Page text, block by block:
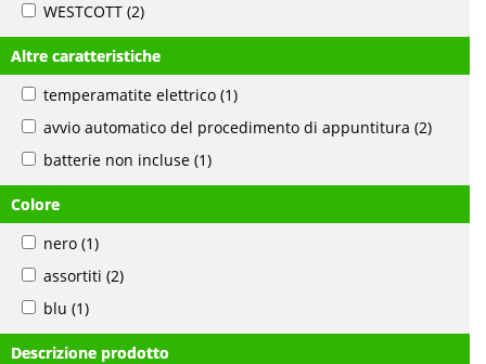
WESTCOTT (2)
Altre caratteristiche
temperamatite elettrico (1)
avvio automatico del procedimento di appuntitura (2)
batterie non incluse (1)
Colore
nero (1)
assortiti (2)
blu (1)
Descrizione prodotto